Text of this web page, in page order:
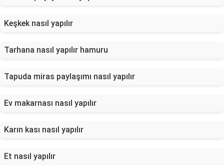
Keşkek nasıl yapılır
Tarhana nasıl yapılır hamuru
Tapuda miras paylaşımı nasıl yapılır
Ev makarnası nasıl yapılır
Karın kası nasıl yapılır
Et nasıl yapılır